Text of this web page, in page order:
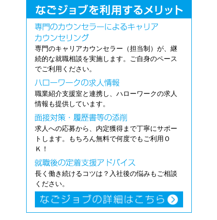
専門のキャリアカウンセラー（担当制）が、継
続的な就職相談を実施します。ご自身のペース
でご利用ください。
職業紹介支援室と連携し、ハローワークの求人
情報も提供しています。
求人への応募から、内定獲得まで丁寧にサポー
トします。もちろん無料で何度でもご利用Ｏ
Ｋ！
長く働き続けるコツは？入社後の悩みもご相談
ください。